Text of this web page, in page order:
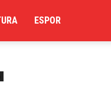
ESPOR